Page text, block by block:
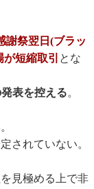
謝祭翌日(ブラッ
短縮取引 とな
表を控える。
されていない。
見極める上で非